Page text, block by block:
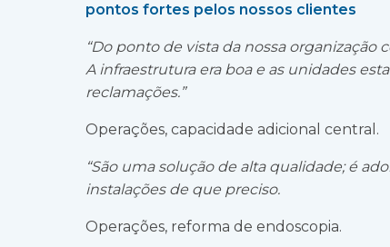
pontos fortes pelos nossos clientes
“Do ponto de vista da nossa organização
A infraestrutura era boa e as unidades
reclamações.”
Operações, capacidade adicional central.
“São uma solução de alta qualidade; é
instalações de que preciso.
Operações, reforma de endoscopia.